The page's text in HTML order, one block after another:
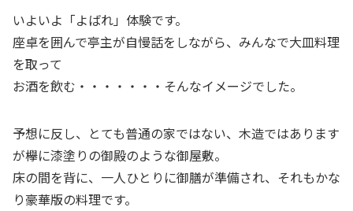
いよいよ「よばれ」体験です。
座卓を囲んで亭主が自慢話をしながら、みんなで大皿料理
を取って
お酒を飲む・・・・・・・そんなイメージでした。
予想に反し、とても普通の家ではない、木造ではあります
が欅に漆塗りの御殿のような御屋敷。
床の間を背に、一人ひとりに御膳が準備され、それもかな
り豪華版の料理です。